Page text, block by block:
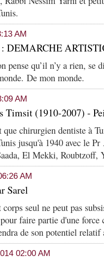
AM
DEMARCHE
pense qu’il n’y a rien, se
De mon monde.
AM
Timsit (1910-2007) -
que chirurgien dentiste à
jusqu'à 1940 avec le
El Mekki, Roubtzoff,
AM
Sarel
seul ne peut pas
faire partie d'une force
de son potentiel relatif
02:00 AM